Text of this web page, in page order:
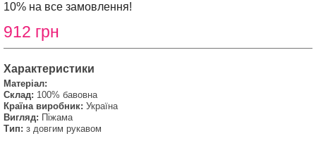
10% на все замовлення!
912 грн
Характеристики
Матеріал:
Склад: 100% бавовна
Країна виробник: Україна
Вигляд: Піжама
Тип: з довгим рукавом